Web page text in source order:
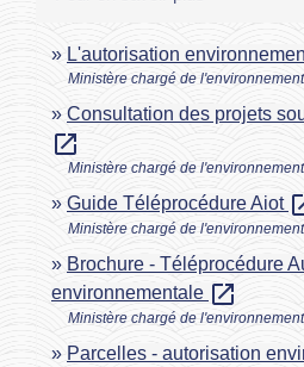
L'autorisation
Ministère chargé de l'environnement
Consultation des projets
open_in_new
Ministère chargé de l'environnement
Guide Téléprocédure Aiot
Ministère chargé de l'environnement
Brochure - Téléprocédure
environnementale open_in_new
Ministère chargé de l'environnement
Parcelles - autorisation